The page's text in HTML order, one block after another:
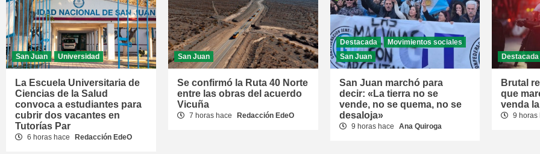
San Juan Universidad
La Escuela Universitaria de
Ciencias de la Salud
convoca a estudiantes para
cubrir dos vacantes en
Tutorías Par
6 horas hace Redacción EdeO
San Juan
Se confirmó la Ruta 40 Norte
entre las obras del acuerdo
Vicuña
7 horas hace Redacción EdeO
Destacada
Movimientos sociales
San Juan
San Juan marchó para
decir: «La tierra no se
vende, no se quema, no se
desaloja»
9 horas hace Ana Quiroga
Destacada
Brutal
que
venda
9